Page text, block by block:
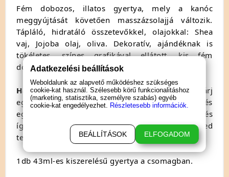
Fém dobozos, illatos gyertya, mely a kanóc
meggyújtását követően masszázsolajjá változik.
Tápláló, hidratáló összetevőkkel, olajokkal: Shea
vaj, Jojoba olaj, oliva. Dekoratív, ajándéknak is
tökéletes, színes grafikával ellátott, kis fém
dobozban.
Használat: egyszerűen gyújtsd meg a gyertyát, várj
egy kicsit, amíg a gyertya bódító kókusz és
egzotikus ananász illatú, masszázsolajjá változik és
így már kedvedre cirógathatod vele partnered
testét.
1db 43ml-es kiszerelésű gyertya a csomagban.
Adatkezelési beállítások
Weboldalunk az alapvető működéshez szükséges
cookie-kat használ. Szélesebb körű funkcionalitáshoz
(marketing, statisztika, személyre szabás) egyéb
cookie-kat engedélyezhet. Részletesebb információk.
BEÁLLÍTÁSOK ELFOGADOM